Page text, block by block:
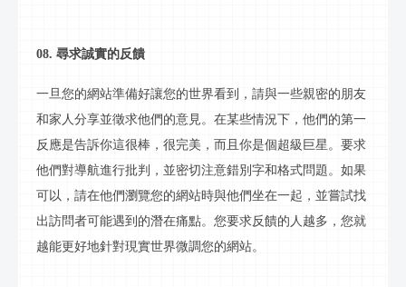
08. 尋求誠實的反饋
一旦您的網站準備好讓您的世界看到，請與一些親密的朋友
和家人分享並徵求他們的意見。在某些情況下，他們的第一
反應是告訴你這很棒，很完美，而且你是個超級巨星。要求
他們對導航進行批判，並密切注意錯別字和格式問題。如果
可以，請在他們瀏覽您的網站時與他們坐在一起，並嘗試找
出訪問者可能遇到的潛在痛點。您要求反饋的人越多，您就
越能更好地針對現實世界微調您的網站。